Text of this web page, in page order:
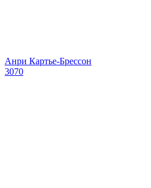
Анри Картье-Брессон
3070